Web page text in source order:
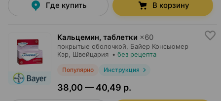
Где купить В корзину
Кальцемин, таблетки ×60
покрытые оболочкой,
Байер Консьюмер
Кэр , Швейцария • без рецепта
Популярно Инструкция
38,00 — 40,49 р.